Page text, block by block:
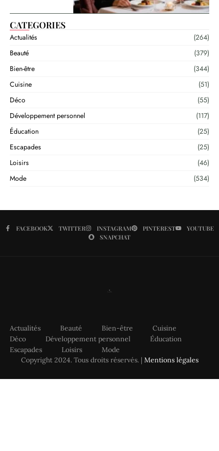
CATEGORIES
Actualités
(264)
Beauté
(379)
Bien-être
(344)
Cuisine
(51)
Déco
(55)
Développement personnel
(117)
Éducation
(25)
Escapades
(25)
Loisirs
(46)
Mode
(534)
FACEBOOK TWITTER INSTAGRAM PINTEREST
YOUTUBE
SNAPCHAT
Actualités Beauté Bien-être
Cuisine
Déco
Développement personnel
Éducation
Escapades
Loisirs
Mode
Copyright 2024. Tous droits réservés. | Mentions légales